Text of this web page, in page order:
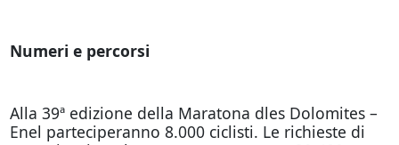
Numeri e percorsi
Alla 39ª edizione della Maratona dles Dolomites –
Enel parteciperanno 8.000 ciclisti. Le richieste di